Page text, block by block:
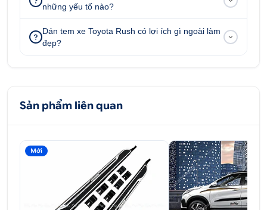
những yếu tố nào?
Dán tem xe Toyota Rush có lợi ích gì ngoài làm
đẹp?
Sản phẩm liên quan
Mới